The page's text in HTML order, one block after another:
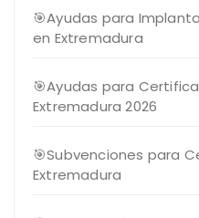
🎯Ayudas para
en Extremadura
🎯Ayudas para
Extremadura 2026
🎯Subvenciones para
Extremadura